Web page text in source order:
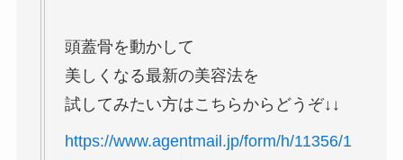
頭蓋骨を動かして
美しくなる最新の美容法を
試してみたい方はこちらからどうぞ↓↓
https://www.agentmail.jp/form/h/11356/1